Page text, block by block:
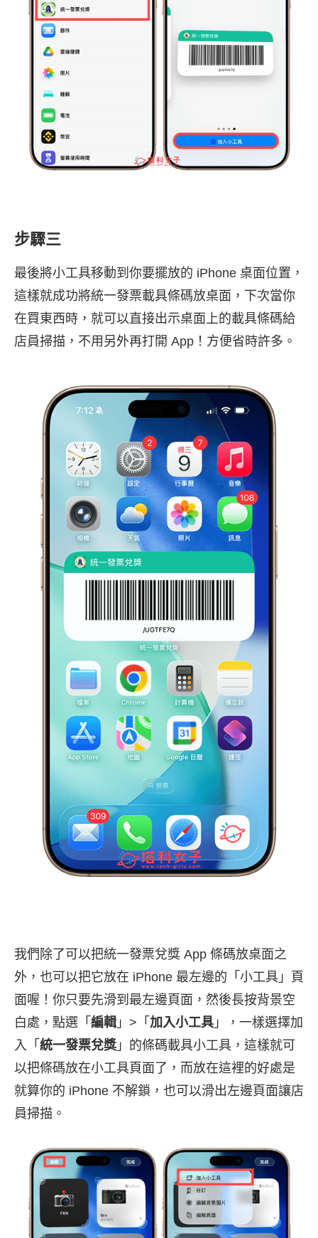
步驟三
最後將小工具移動到你要擺放的 iPhone 桌面位置，
這樣就成功將統一發票載具條碼放桌面，下次當你
在買東西時，就可以直接出示桌面上的載具條碼給
店員掃描，不用另外再打開 App！方便省時許多。
我們除了可以把統一發票兌獎 App 條碼放桌面之
外，也可以把它放在 iPhone 最左邊的「小工具」頁
面喔！你只要先滑到最左邊頁面，然後長按背景空
白處，點選「 編輯 」>「 加入小工具 」，一樣選擇加
入「 統一發票兌獎 」的條碼載具小工具，這樣就可
以把條碼放在小工具頁面了，而放在這裡的好處是
就算你的 iPhone 不解鎖，也可以滑出左邊頁面讓店
員掃描。